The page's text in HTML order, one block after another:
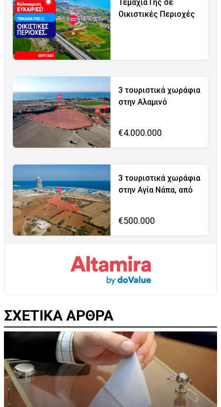
Τεμάχια Γης σε
Οικιστικές Περιοχές
3 τουριστικά χωράφια
στην Αλαμινό
€4.000.000
3 τουριστικά χωράφια
στην Αγία Νάπα, από
€500.000
ΣΧΕΤΙΚΑ ΑΡΘΡΑ